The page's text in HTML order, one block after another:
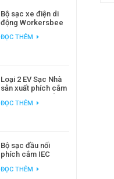
Bộ sạc xe điện di
động Workersbee
dòng điện điều
ĐỌC THÊM
Loại 2 EV Sạc Nhà
sản xuất phích cắm
Châu Âu
ĐỌC THÊM
Bộ sạc đầu nối
phích cắm IEC
cho trạm sạc EV
ĐỌC THÊM